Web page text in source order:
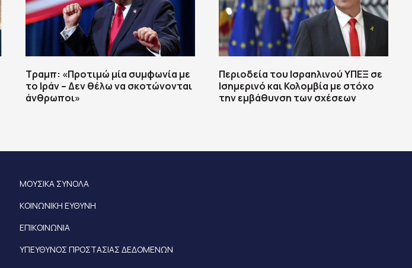
Τραμπ: «Προτιμώ μία συμφωνία με
το Ιράν – Δεν θέλω να σκοτώνονται
άνθρωποι»
Περιοδεία του Ισραηλινού ΥΠΕΞ σε
Ισημερινό και Κολομβία με στόχο
την εμβάθυνση των σχέσεων
ΜΟΥΣΙΚΑ ΣΥΝΟΛΑ
ΚΟΙΝΩΝΙΚΗ ΕΥΘΥΝΗ
ΕΠΙΚΟΙΝΩΝΙΑ
ΥΠΕΥΘΥΝΟΣ ΠΡΟΣΤΑΣΙΑΣ ΔΕΔΟΜΕΝΩΝ